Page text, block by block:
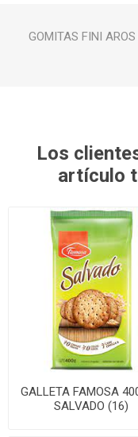
GOMITAS FINI
Los
artículo
GALLETA FAMOSA
SALVADO (16)